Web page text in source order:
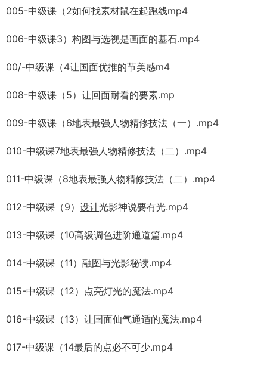
005-中级课（2如何找素材鼠在起跑线mp4
006-中级课3）构图与选视是画面的基石.mp4
00/-中级课（4让国面优推的节美感m4
008-中级课（5）让回面耐看的要素.mp
009-中级课（6地表最强人物精修技法（一）.mp4
010-中级课7地表最强人物精修技法（二）.mp4
011-中级课（8地表最强人物精修技法（二）.mp4
012-中级课（9） 设计光影神说要有光.mp4
013-中级课（10高级调色进阶通道篇.mp4
014-中级课（11）融图与光影秘读.mp4
015-中级课（12）点亮灯光的魔法.mp4
016-中级课（13）让国面仙气通适的魔法.mp4
017-中级课（14最后的点必不可少.mp4